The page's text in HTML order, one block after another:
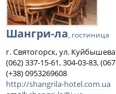
Шангри-ла, гостиница
г. Святогорск, ул. Куйбышева
(062) 337-15-61, 304-03-83, (067
(+38) 0953269608
http://shangrila-hotel.com.ua